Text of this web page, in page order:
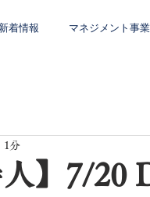
新着情報 マネジメント事業
人】7/20
1分